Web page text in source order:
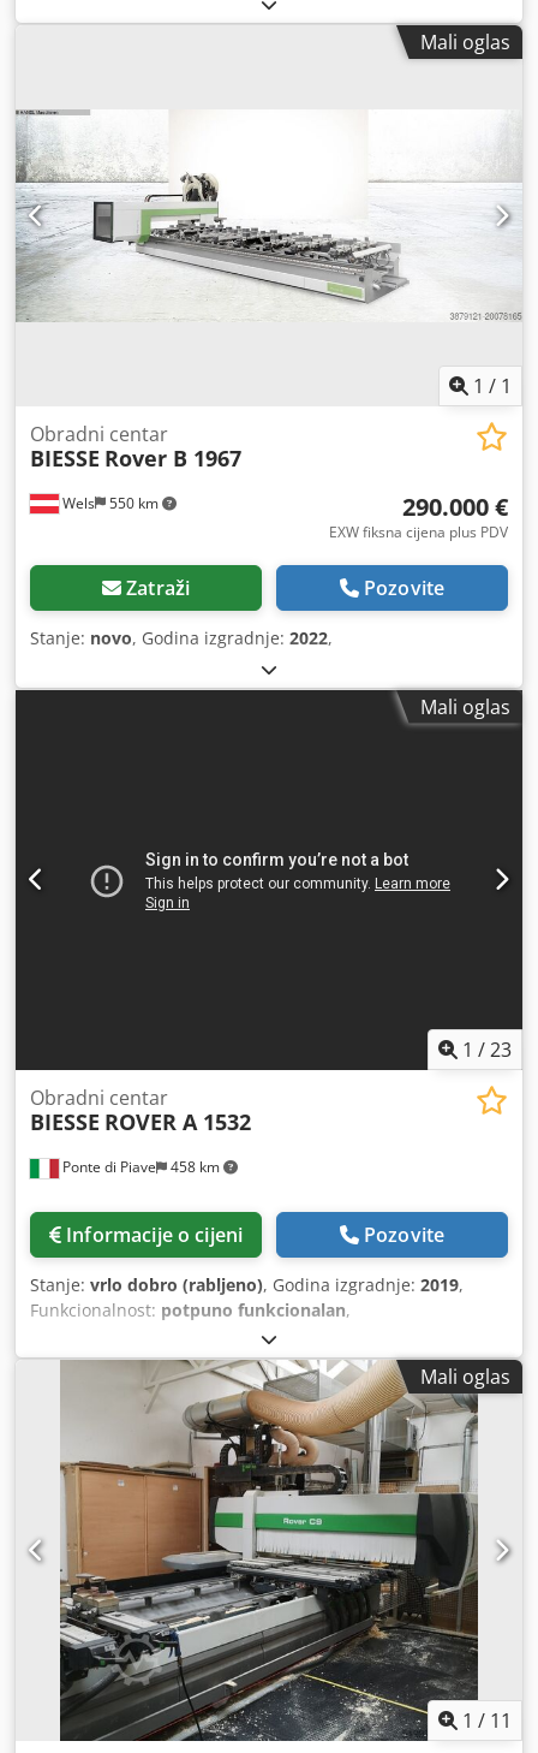
Mali oglas
1 / 1
Wels 550 km
Obradni centar
BIESSE Rover B 1967
290.000 €
EXW fiksna cijena plus PDV
Zatraži Pozovite
Stanje: novo, Godina izgradnje: 2022,
Mali oglas
1 /23
Ponte di Piave 458 km
Obradni centar
BIESSE ROVER A 1532
Informacije o cijeni Pozovite
Stanje: vrlo dobro (rabljeno), Godina izgradnje: 2019,
Funkcionalnost: potpuno funkcionalan,
Mali oglas
1 / 11